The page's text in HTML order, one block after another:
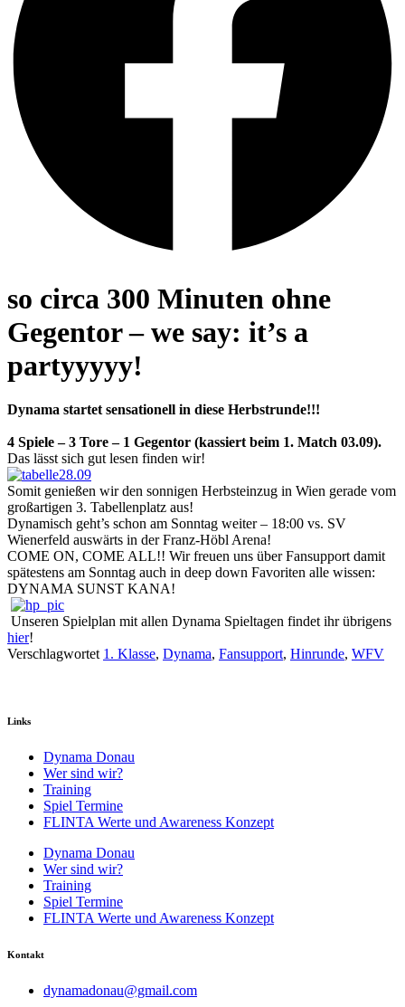
so circa 300 Minuten ohne
Gegentor – we say: it’s a
partyyyyy!
Dynama startet sensationell in diese Herbstrunde!!!
4 Spiele – 3 Tore – 1 Gegentor (kassiert beim 1. Match 03.09).
Das lässt sich gut lesen finden wir!
Somit genießen wir den sonnigen Herbsteinzug in Wien gerade vom
großartigen 3. Tabellenplatz aus!
Dynamisch geht’s schon am Sonntag weiter – 18:00 vs. SV
Wienerfeld auswärts in der Franz-Höbl Arena!
COME ON, COME ALL!! Wir freuen uns über Fansupport damit
spätestens am Sonntag auch in deep down Favoriten alle wissen:
DYNAMA SUNST KANA!
Unseren Spielplan mit allen Dynama Spieltagen findet ihr übrigens
hier!
Verschlagwortet 1. Klasse, Dynama, Fansupport, Hinrunde, WFV
Links
Dynama Donau
Wer sind wir?
Training
Spiel Termine
FLINTA Werte und Awareness Konzept
Dynama Donau
Wer sind wir?
Training
Spiel Termine
FLINTA Werte und Awareness Konzept
Kontakt
dynamadonau@gmail.com